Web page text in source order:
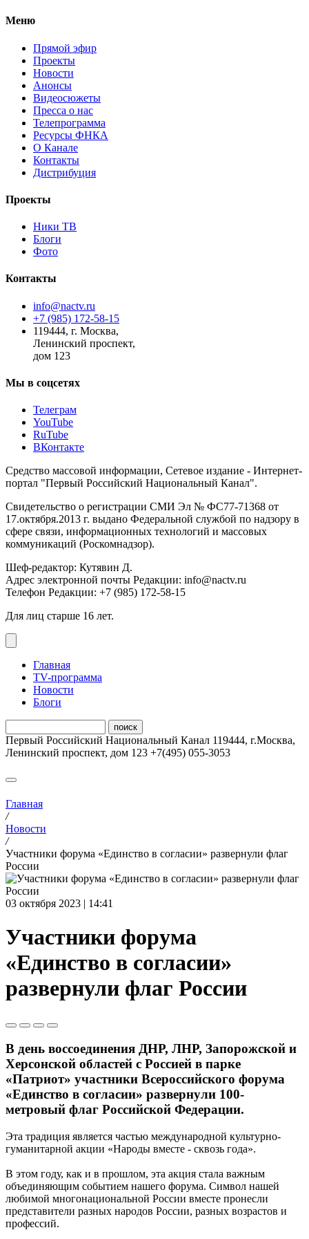
Меню
Прямой эфир
Проекты
Новости
Анонсы
Видеосюжеты
Пресса о нас
Телепрограмма
Ресурсы ФНКА
О Канале
Контакты
Дистрибуция
Проекты
Ники ТВ
Блоги
Фото
Контакты
info@nactv.ru
+7 (985) 172-58-15
119444, г. Москва,
Ленинский проспект,
дом 123
Мы в соцсетях
Телеграм
YouTube
RuTube
ВКонтакте
Средство массовой информации, Сетевое издание - Интернет-
портал "Первый Российский Национальный Канал".
Свидетельство о регистрации СМИ Эл № ФС77-71368 от
17.октября.2013 г. выдано Федеральной службой по надзору в
сфере связи, информационных технологий и массовых
коммуникаций (Роскомнадзор).
Шеф-редактор: Кутявин Д.
Адрес электронной почты Редакции: info@nactv.ru
Телефон Редакции: +7 (985) 172-58-15
Для лиц старше 16 лет.
Главная
ТV-программа
Новости
Блоги
Первый Российский Национальный Канал 119444, г.Москва,
Ленинский проспект, дом 123 +7(495) 055-3053
Главная
/
Новости
/
Участники форума «Единство в согласии» развернули флаг
России
03 октября 2023 | 14:41
Участники форума
«Единство в согласии»
развернули флаг России
В день воссоединения ДНР, ЛНР, Запорожской и
Херсонской областей с Россией в парке
«Патриот» участники Всероссийского форума
«Единство в согласии» развернули 100-
метровый флаг Российской Федерации.
Эта традиция является частью международной культурно-
гуманитарной акции «Народы вместе - сквозь года».
В этом году, как и в прошлом, эта акция стала важным
объединяющим событием нашего форума. Символ нашей
любимой многонациональной России вместе пронесли
представители разных народов России, разных возрастов и
профессий.